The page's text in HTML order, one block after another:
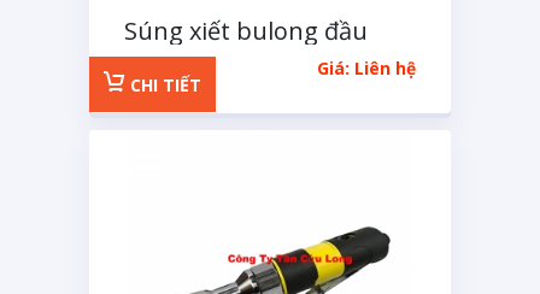
Súng xiết bulong đầu
ngang 1/2 inch MACOH
Giá: Liên hệ
CHI TIẾT